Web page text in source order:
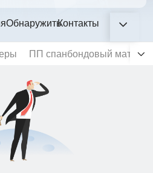
ОбнаружитьКонтакты
ПП спанбондовый